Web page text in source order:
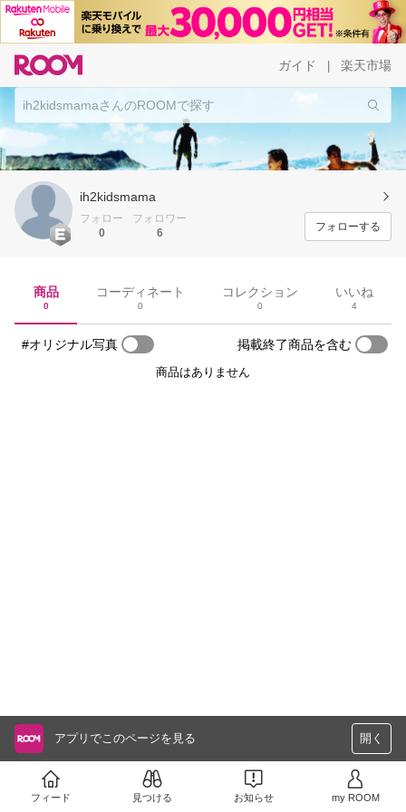
ガイド 楽天市場
ih2kidsmama
フォロー
0
フォロワー
6
フォローする
商品
0
コーディネート
0
コレクション
0
いいね
4
#オリジナル写真 掲載終了商品を含む
商品はありません
アプリでこのページを見る 開く
フィード 見つける お知らせ my ROOM